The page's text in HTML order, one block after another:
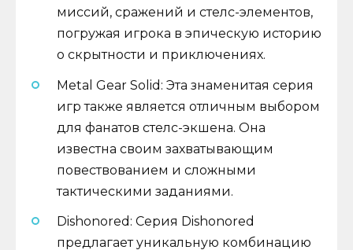
миссий, сражений и стелс-элементов,
погружая игрока в эпическую историю
о скрытности и приключениях.
Metal Gear Solid: Эта знаменитая серия
игр также является отличным выбором
для фанатов стелс-экшена. Она
известна своим захватывающим
повествованием и сложными
тактическими заданиями.
Dishonored: Серия Dishonored
предлагает уникальную комбинацию